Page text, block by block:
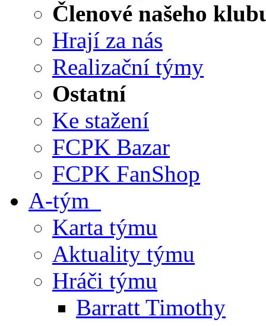
Členové našeho
Hrají za nás
Realizační týmy
Ostatní
Ke stažení
FCPK Bazar
FCPK FanShop
A-tým
Karta týmu
Aktuality týmu
Hráči týmu
Barratt Timothy